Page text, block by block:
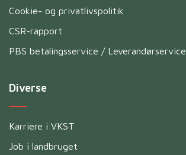
Cookie- og privatlivspolitik
CSR-rapport
PBS betalingsservice / Leverandørservice
Diverse
Karriere i VKST
Job i landbruget